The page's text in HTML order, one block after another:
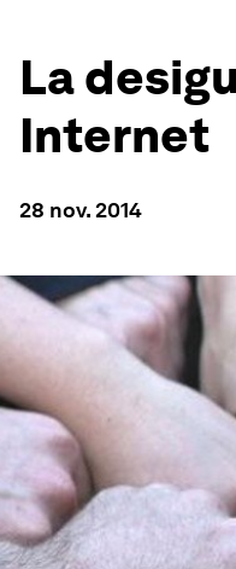
La
Internet
28 nov. 2014